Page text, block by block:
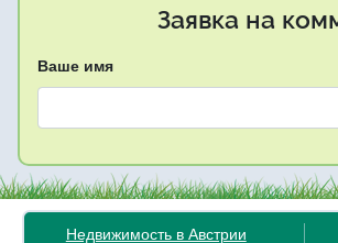
Заявка на
Ваше имя
Недвижимость в Австрии